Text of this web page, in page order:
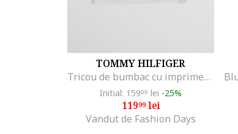
TOMMY HILFIGER
Tricou de bumbac cu imprimeu logo cauciucat, Gri deschis melange
Initial: 15999 lei -25%
11999lei
Vandut de Fashion Days